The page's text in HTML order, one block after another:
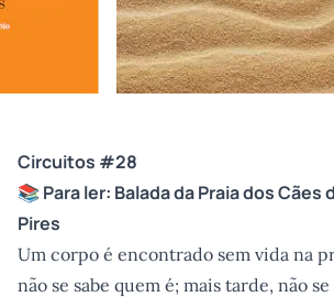
Circuitos #28
📚 Para ler: Balada da Praia dos Cães
Pires
Um corpo é encontrado sem vida na
não se sabe quem é; mais tarde, não